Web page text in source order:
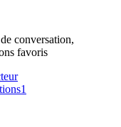
conversation,
favoris
1